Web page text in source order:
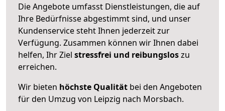
Die Angebote umfasst Dienstleistungen, die auf
Ihre Bedürfnisse abgestimmt sind, und unser
Kundenservice steht Ihnen jederzeit zur
Verfügung. Zusammen können wir Ihnen dabei
helfen, Ihr Ziel stressfrei und reibungsloszu
erreichen.
Wir bieten höchste Qualität bei den Angeboten
für den Umzug von Leipzig nach Morsbach.